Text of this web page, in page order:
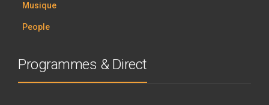
Musique
People
Programmes & Direct